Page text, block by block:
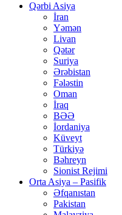
Qərbi Asiya
İran
Yəmən
Livan
Qətər
Suriya
Ərəbistan
Fələstin
Oman
İraq
BƏƏ
İordaniya
Küveyt
Türkiyə
Bəhreyn
Sionist Rejimi
Orta Asiya – Pasifik
Əfqanıstan
Pakistan